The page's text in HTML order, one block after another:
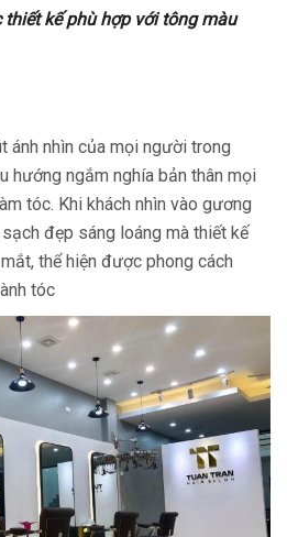
kế phù hợp với tông màu
ánh nhìn của mọi người trong
hướng ngắm nghía bản thân mọi
tóc. Khi khách nhìn vào gương
đẹp sáng loáng mà thiết kế
thể hiện được phong cách
tóc